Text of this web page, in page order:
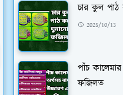
চার কুল
2025/10/13
পাঁচ
ফজিলত